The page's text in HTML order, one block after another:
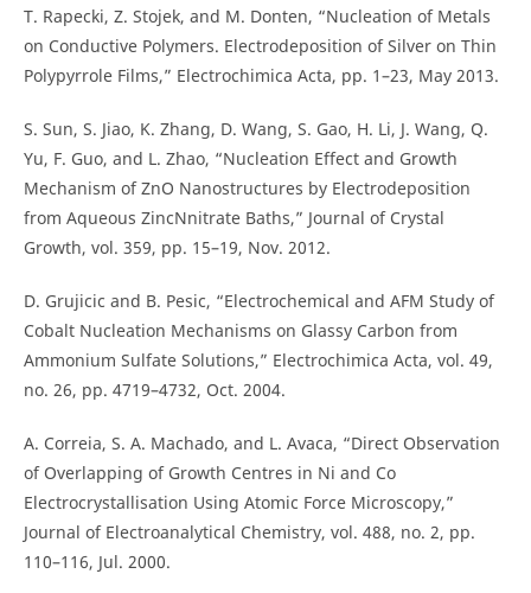
T. Rapecki, Z. Stojek, and M. Donten, “Nucleation of Metals
on Conductive Polymers. Electrodeposition of Silver on Thin
Polypyrrole Films,” Electrochimica Acta, pp. 1–23, May 2013.
S. Sun, S. Jiao, K. Zhang, D. Wang, S. Gao, H. Li, J. Wang, Q.
Yu, F. Guo, and L. Zhao, “Nucleation Effect and Growth
Mechanism of ZnO Nanostructures by Electrodeposition
from Aqueous ZincNnitrate Baths,” Journal of Crystal
Growth, vol. 359, pp. 15–19, Nov. 2012.
D. Grujicic and B. Pesic, “Electrochemical and AFM Study of
Cobalt Nucleation Mechanisms on Glassy Carbon from
Ammonium Sulfate Solutions,” Electrochimica Acta, vol. 49,
no. 26, pp. 4719–4732, Oct. 2004.
A. Correia, S. A. Machado, and L. Avaca, “Direct Observation
of Overlapping of Growth Centres in Ni and Co
Electrocrystallisation Using Atomic Force Microscopy,”
Journal of Electroanalytical Chemistry, vol. 488, no. 2, pp.
110–116, Jul. 2000.